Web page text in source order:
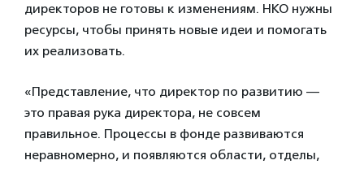
директоров не готовы к изменениям. НКО нужны
ресурсы, чтобы принять новые идеи и помогать
их реализовать.
«Представление, что директор по развитию —
это правая рука директора, не совсем
правильное. Процессы в фонде развиваются
неравномерно, и появляются области, отделы,